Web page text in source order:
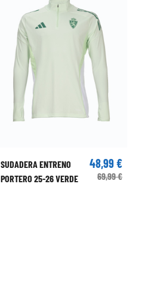
SUDADERA ENTRENO
PORTERO 25-26 VERDE
48,99 €
69,99 €